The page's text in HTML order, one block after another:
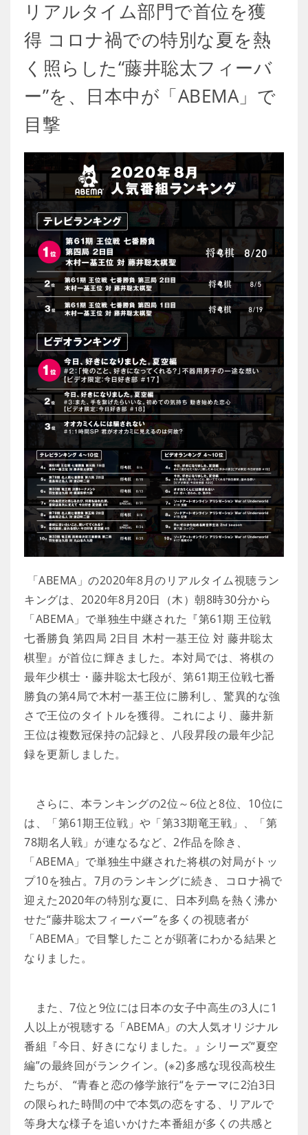
リアルタイム部門で首位を獲
得 コロナ禍での特別な夏を熱
く照らした“藤井聡太フィーバ
ー”を、日本中が「ABEMA」で
目撃
「ABEMA」の2020年8月のリアルタイム視聴ラン
キングは、2020年8月20日（木）朝8時30分から
「ABEMA」で単独生中継された『第61期 王位戦
七番勝負 第四局 2日目 木村一基王位 対 藤井聡太
棋聖』が首位に輝きました。本対局では、将棋の
最年少棋士・藤井聡太七段が、第61期王位戦七番
勝負の第4局で木村一基王位に勝利し、驚異的な強
さで王位のタイトルを獲得。これにより、藤井新
王位は複数冠保持の記録と、八段昇段の最年少記
録を更新しました。
さらに、本ランキングの2位～6位と8位、10位に
は、「第61期王位戦」や「第33期竜王戦」、「第
78期名人戦」が連なるなど、2作品を除き、
「ABEMA」で単独生中継された将棋の対局がトッ
プ10を独占。7月のランキングに続き、コロナ禍で
迎えた2020年の特別な夏に、日本列島を熱く沸か
せた“藤井聡太フィーバー”を多くの視聴者が
「ABEMA」で目撃したことが顕著にわかる結果と
なりました。
また、7位と9位には日本の女子中高生の3人に1
人以上が視聴する「ABEMA」の大人気オリジナル
番組『今日、好きになりました。』シリーズ“夏空
編”の最終回がランクイン。(※2)多感な現役高校生
たちが、 “青春と恋の修学旅行“をテーマに2泊3日
の限られた時間の中で本気の恋をする、リアルで
等身大な様子を追いかけた本番組が多くの共感と